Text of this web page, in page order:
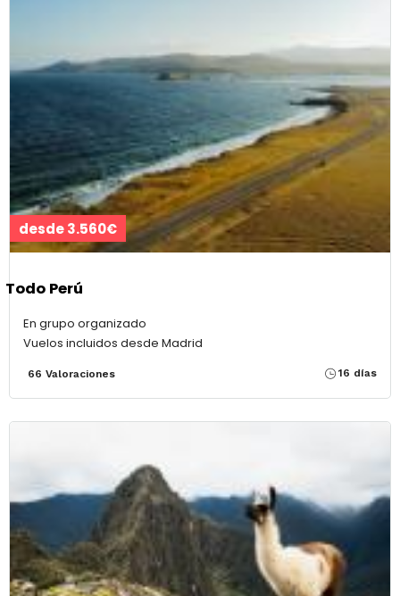
desde 3.560€
Todo Perú
En grupo organizado
Vuelos incluidos desde Madrid
66 Valoraciones 16 días